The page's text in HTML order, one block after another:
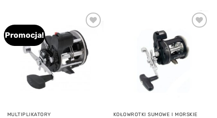
Promocja!
Add to
wishlist
MULTIPLIKATORY
wishlist
KOŁOWROTKI SUMOWE I MORSKIE